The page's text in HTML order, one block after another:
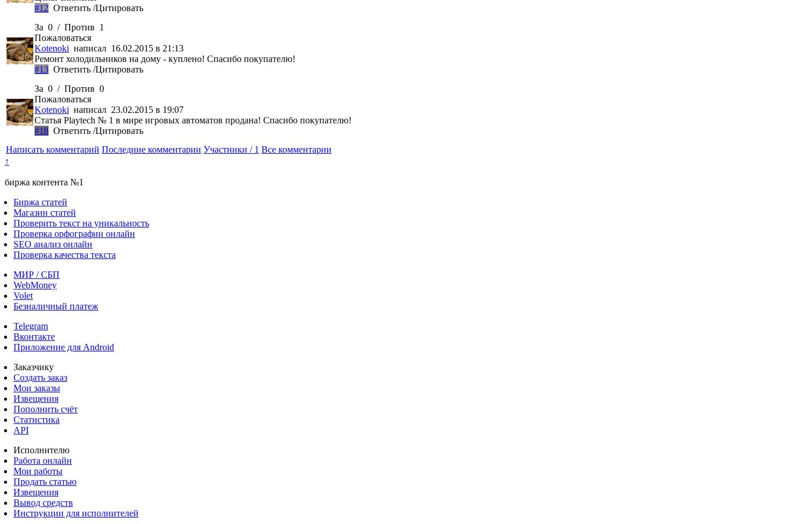
#12 Ответить /Цитировать
За 0 / Против 1
Пожаловаться
Kotenoki написал 16.02.2015 в 21:13
Ремонт холодильников на дому - куплено! Спасибо покупателю!
#13 Ответить /Цитировать
За 0 / Против 0
Пожаловаться
Kotenoki написал 23.02.2015 в 19:07
Статья Playtech № 1 в мире игровых автоматов продана! Спасибо покупателю!
#18 Ответить /Цитировать
Написать комментарий Последние комментарии Участники / 1 Все комментарии
↑
биржа контента №1
Биржа статей
Магазин статей
Проверить текст на уникальность
Проверка орфографии онлайн
SEO анализ онлайн
Проверка качества текста
МИР / СБП
WebMoney
Volet
Безналичный платеж
Telegram
Вконтакте
Приложение для Android
Заказчику
Создать заказ
Мои заказы
Извещения
Пополнить счёт
Статистика
API
Исполнителю
Работа онлайн
Мои работы
Продать статью
Извещения
Вывод средств
Инструкции для исполнителей